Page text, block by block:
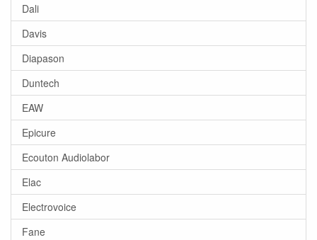
Dali
Davis
Diapason
Duntech
EAW
Epicure
Ecouton Audiolabor
Elac
Electrovoice
Fane